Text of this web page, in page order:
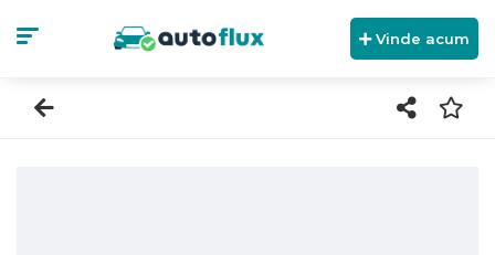
Vinde acum